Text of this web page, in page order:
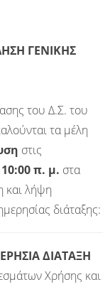
του Δ.Σ. του
τα μέλη
στις
π. μ. στα
και λήψη
διάταξης:
Χρήσης και